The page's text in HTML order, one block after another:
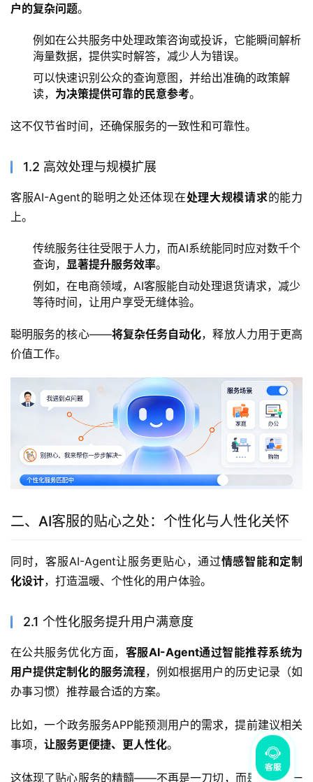
户的复杂问题。
例如在公共服务中处理政策咨询或投诉，它能瞬间解析
海量数据，提供实时解答，减少人为错误。
可以快速识别公众的查询意图，并给出准确的政策解
读， 为决策提供可靠的民意参考。
这不仅节省时间，还确保服务的一致性和可靠性。
1.2 高效处理与规模扩展
客服AI-Agent的聪明之处还体现在处理大规模请求的能力
上。
传统服务往往受限于人力，而AI系统能同时应对数千个
查询， 显著提升服务效率。
例如，在电商领域，AI客服能自动处理退货请求，减少
等待时间，让用户享受无缝体验。
聪明服务的核心——将复杂任务自动化，释放人力用于更高
价值工作。
二、AI客服的贴心之处：个性化与人性化关怀
同时，客服AI-Agent让服务更贴心，通过情感智能和定制
化设计，打造温暖、个性化的用户体验。
2.1 个性化服务提升用户满意度
在公共服务优化方面， 客服AI-Agent通过智能推荐系统为
用户提供定制化的服务流程，例如根据用户的历史记录（如
办事习惯）推荐最合适的方案。
比如，一个政务服务APP能预测用户的需求，提前建议相关
事项， 让服务更便捷、更人性化。
这体现了贴心服务的精髓——不再是一刀切，而是像朋友一